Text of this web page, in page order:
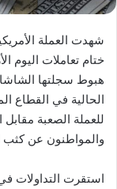
شهدت العملة
هبوط سجلتها
الحالية في القطاع
للعملة الصعبة مقابل
والمواطنون عن كثب
استقرت التداولات